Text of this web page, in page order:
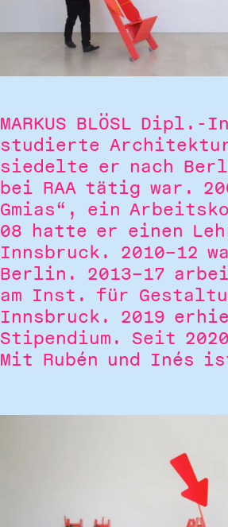
MARKUS BLÖSL
studierte Architektur
siedelte er nach
bei RAA tätig war.
Gmias“, ein
08 hatte er einen
Innsbruck. 2010–12
Berlin. 2013–17
am Inst. für
Innsbruck. 2019
Stipendium. Seit
Mit Rubén und